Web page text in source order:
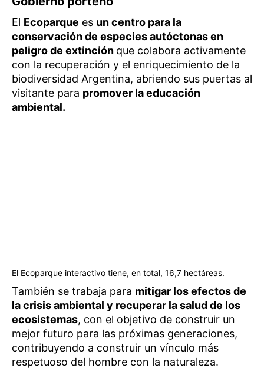
El Ecoparque es un centro para la
conservación de especies autóctonas en
peligro de extinción que colabora activamente
con la recuperación y el enriquecimiento de la
biodiversidad Argentina, abriendo sus puertas al
visitante para promover la educación
ambiental.
El Ecoparque interactivo tiene, en total, 16,7 hectáreas.
También se trabaja para mitigar los efectos de
la crisis ambiental y recuperar la salud de los
ecosistemas, con el objetivo de construir un
mejor futuro para las próximas generaciones,
contribuyendo a construir un vínculo más
respetuoso del hombre con la naturaleza.